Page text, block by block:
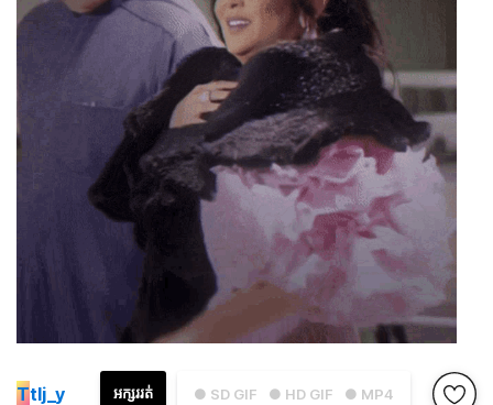
● SD GIF ● HD GIF ● MP4
អក្សររត់
Ttlj_y